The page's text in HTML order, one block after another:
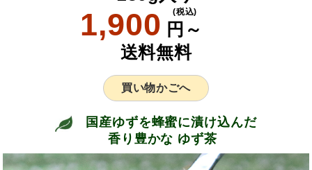
1,900 円～
(税込)
送料無料
買い物かごへ
国産ゆずを蜂蜜に漬け込んだ
香り豊かな ゆず茶